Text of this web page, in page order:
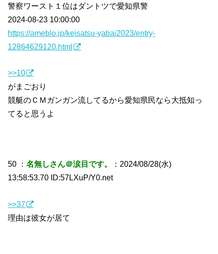
警察ワースト１位はダントツで愛知県警
2024-08-23 10:00:00
https://ameblo.jp/keisatsu-yabai2023/entry-
12864629120.html
>>10
がまごおり
競艇のＣＭガンガン流してるから愛知県民なら大抵知っ
てると思うよ
50 ：名無しさん＠涙目です。
：2024/08/28(水)
13:58:53.70 ID:57LXuP/Y0.net
>>37
理由は彼女が居て